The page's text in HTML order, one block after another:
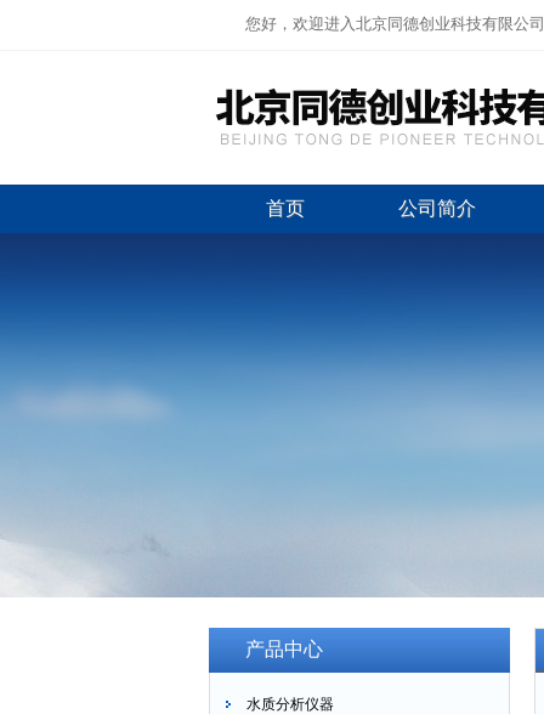
您好，欢迎进入北京同德创业科技有限公司
首页 公司简介
产品中心
水质分析仪器